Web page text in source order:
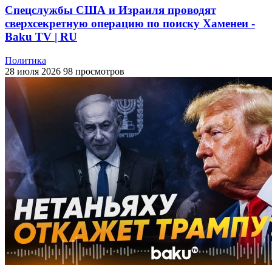
Спецслужбы США и Израиля проводят
сверхсекретную операцию по поиску Хаменеи -
Baku TV | RU
Политика
28 июля 2026 98 просмотров